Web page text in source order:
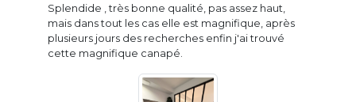
Splendide , très bonne qualité, pas assez haut,
mais dans tout les cas elle est magnifique, après
plusieurs jours des recherches enfin j'ai trouvé
cette magnifique canapé.